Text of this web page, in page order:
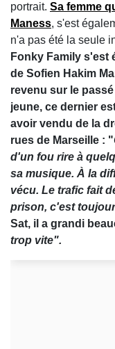
portrait. Sa femme
Maness, s'est
n'a pas été la seule
Fonky Family s'est
de Sofien Hakim
revenu sur le
jeune, ce dernier
avoir vendu de la
rues de Marseille : "
d'un fou rire à
sa musique. À la
vécu. Le trafic fait
prison, c'est
Sat, il a grandi
trop vite".